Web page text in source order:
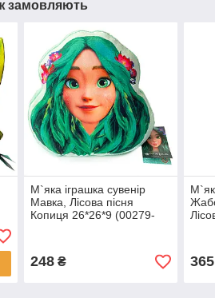
замовляють
М`яка іграшка сувенір
Мавка, Лісова пісня
Копиця 26*26*9 (00279-
248₴ 365